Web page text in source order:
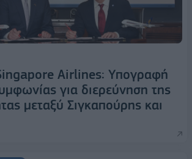
Airlines: Υπογραφή
για διερεύνηση της
μεταξύ Σιγκαπούρης και